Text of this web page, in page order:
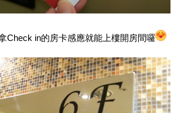
Check in的房卡感應就能上樓開房間囉